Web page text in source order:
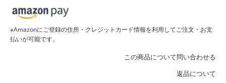
※Amazonにご登録の住所・クレジットカード情報を利用してご注文・お支
払いが可能です。
この商品について問い合わせる
返品について